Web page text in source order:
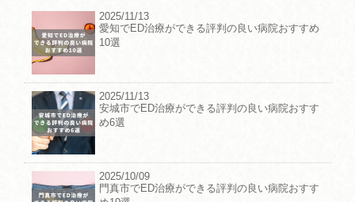
2025/11/13
愛知でED治療ができる評判の良い病院おすすめ
10選
2025/11/13
安城市でED治療ができる評判の良い病院おすす
め6選
2025/10/09
門真市でED治療ができる評判の良い病院おすす